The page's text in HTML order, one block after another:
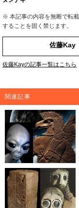
※ 本記事の内容を無断で転
することを固く禁じます。
佐藤Kay
佐藤Kayの記事一覧はこちら
関連記事